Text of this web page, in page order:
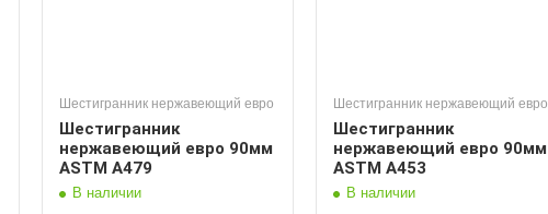
Шестигранник нержавеющий евро
Шестигранник
нержавеющий евро 90мм
ASTM A479
В наличии
Шестигранник нержавеющий евро
Шестигранник
нержавеющий евро 90мм
ASTM A453
В наличии